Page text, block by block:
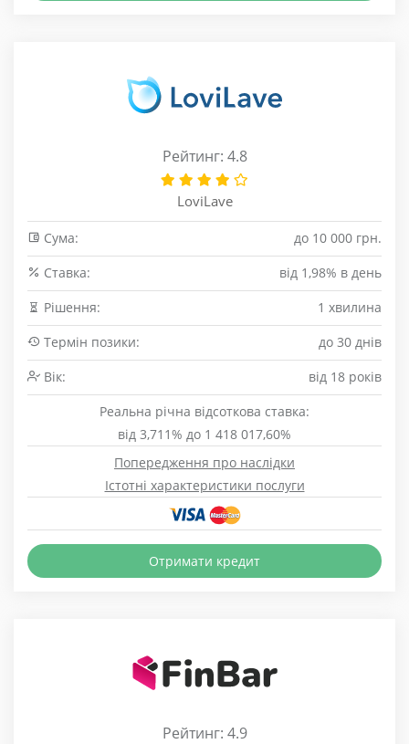
Рейтинг: 4.8
LoviLave
Сума:
до 10 000 грн.
Cтавка:
від 1,98% в день
Рішення:
1 хвилина
Термін позики:
до 30 днів
Вік:
від 18 років
Реальна річна відсоткова ставка:
від 3,711% до 1 418 017,60%
Попередження про наслідки
Істотні характеристики послуги
Отримати кредит
Рейтинг: 4.9